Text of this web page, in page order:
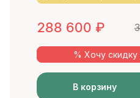
288 600 ₽
% Хочу
В корзину